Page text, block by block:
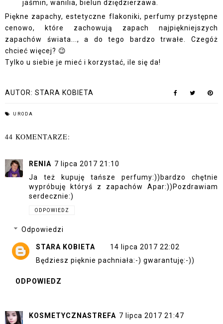
jaśmin, wanilia, bielun dziędzierzawa.
Piękne zapachy, estetyczne flakoniki, perfumy przystępne
cenowo, które zachowują zapach najpiękniejszych
zapachów świata..., a do tego bardzo trwałe. Czegóż
chcieć więcej? 😉
Tylko u siebie je mieć i korzystać, ile się da!
AUTOR: STARA KOBIETA
URODA
44 KOMENTARZE:
RENIA 7 lipca 2017 21:10
Ja też kupuję tańsze perfumy:))bardzo chętnie
wypróbuję któryś z zapachów Apar:))Pozdrawiam
serdecznie:)
ODPOWIEDZ
Odpowiedzi
STARA KOBIETA
14 lipca 2017 22:02
Będziesz pięknie pachniała:-) gwarantuję:-))
ODPOWIEDZ
KOSMETYCZNASTREFA 7 lipca 2017 21:47